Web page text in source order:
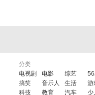
分类
电视剧
电影 综艺
搞笑
音乐人 生活 游
科技
教育 汽车 少